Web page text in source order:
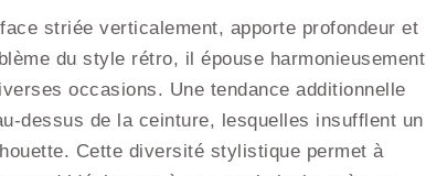
striée verticalement, apporte profondeur et
du style rétro, il épouse harmonieusement
occasions. Une tendance additionnelle
dessus de la ceinture, lesquelles insufflent un
Cette diversité stylistique permet à